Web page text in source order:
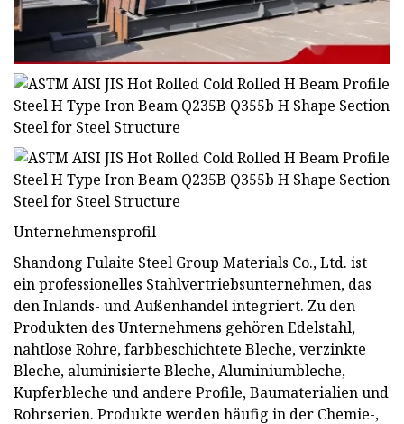
Unternehmensprofil
Shandong Fulaite Steel Group Materials Co., Ltd. ist
ein professionelles Stahlvertriebsunternehmen, das
den Inlands- und Außenhandel integriert. Zu den
Produkten des Unternehmens gehören Edelstahl,
nahtlose Rohre, farbbeschichtete Bleche, verzinkte
Bleche, aluminisierte Bleche, Aluminiumbleche,
Kupferbleche und andere Profile, Baumaterialien und
Rohrserien. Produkte werden häufig in der Chemie-,